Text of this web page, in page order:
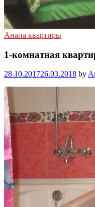
Анапа квартиры
1-комнатная
28.10.201726.03.2018 by